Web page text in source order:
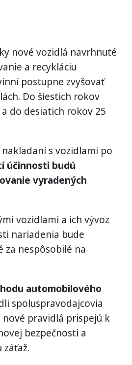
nové vozidlá navrhnuté
a recykláciu
postupne zvyšovať
Do šiestich rokov
do desiatich rokov 25
s vozidlami po
účinnosti budú
vyradených
vozidlami a ich vývoz
nariadenia bude
za nespôsobilé na
automobilového
spoluspravodajcovia
nové pravidlá prispejú k
bezpečnosti a